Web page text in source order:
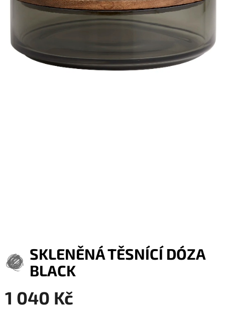
SKLENĚNÁ TĚSNÍCÍ DÓZA
BLACK
1 040 Kč